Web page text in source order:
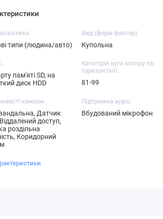
типи (людина/авто)
Вид (форм фактор).
Купольна
пам'яті SD, на
диск HDD
Категорія кута огляду по
горизонталі.
81-99
камери.
Датчик
доступ,
роздільна
Коридорний
Підтримка аудіо.
Вбудований мікрофон